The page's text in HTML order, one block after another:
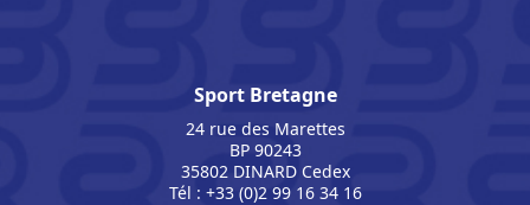
Sport Bretagne
24 rue des Marettes
BP 90243
35802 DINARD Cedex
Tél : +33 (0)2 99 16 34 16